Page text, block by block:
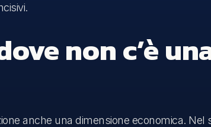
non c’è
anche una dimensione economica. Nel